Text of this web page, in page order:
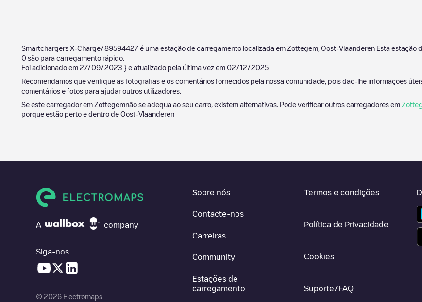
Smartchargers X-Charge/89594427 é uma estação de carregamento localizada em Zottegem Oost-Vlaanderen Esta estação
0 são para carregamento rápido.
Foi adicionado em 27/09/2023 } e atualizado pela última vez em 02/12/2025
Recomendamos que verifique as fotografias e os comentários fornecidos pela nossa comunidade, pois dão-lhe informações
comentários e fotos para ajudar outros utilizadores.
Se este carregador em Zottegemnão se adequa ao seu carro, existem alternativas. Pode verificar outros carregadores em
porque estão perto e dentro de Oost-Vlaanderen
A company
Siga-nos
© 2026 Electromaps
Sobre nós
Contacte-nos
Carreiras
Community
Estações de
carregamento
Termos e condições
Política de Privacidade
Cookies
Suporte/FAQ